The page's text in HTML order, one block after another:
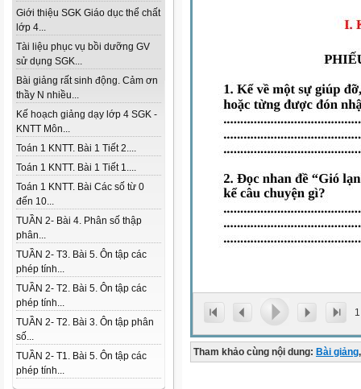
Giới thiệu SGK Giáo dục thể chất
lớp 4...
Tài liệu phục vụ bồi dưỡng GV
sử dụng SGK...
Bài giảng rất sinh động. Cảm ơn
thầy N nhiều...
Kế hoạch giảng dạy lớp 4 SGK -
KNTT Môn...
Toán 1 KNTT. Bài 1 Tiết 2....
Toán 1 KNTT. Bài 1 Tiết 1....
Toán 1 KNTT. Bài Các số từ 0
đến 10...
TUẦN 2- Bài 4. Phân số thập
phân...
TUẦN 2- T3. Bài 5. Ôn tập các
phép tính...
TUẦN 2- T2. Bài 5. Ôn tập các
phép tính...
TUẦN 2- T2. Bài 3. Ôn tập phân
số...
TUẦN 2- T1. Bài 5. Ôn tập các
phép tính...
1
Tham khảo cùng nội dung: Bài giảng,